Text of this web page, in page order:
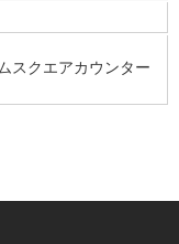
スクエアカウンター